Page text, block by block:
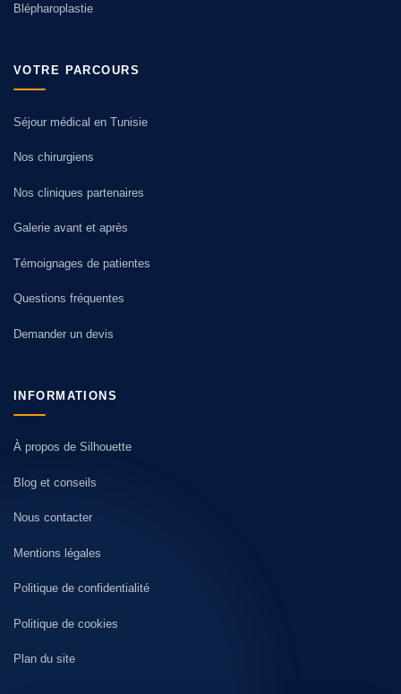
Blépharoplastie
VOTRE PARCOURS
Séjour médical en Tunisie
Nos chirurgiens
Nos cliniques partenaires
Galerie avant et après
Témoignages de patientes
Questions fréquentes
Demander un devis
INFORMATIONS
À propos de Silhouette
Blog et conseils
Nous contacter
Mentions légales
Politique de confidentialité
Politique de cookies
Plan du site